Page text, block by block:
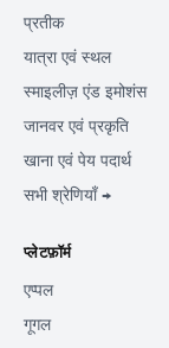
प्रतीक
यात्रा एवं स्थल
स्माइलीज़ एंड इमोशंस
जानवर एवं प्रकृति
खाना एवं पेय पदार्थ
सभी श्रेणियाँ →
प्लेटफ़ॉर्म
एप्पल
गूगल